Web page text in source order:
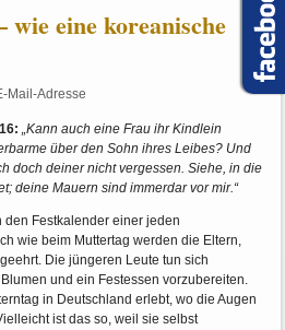
eine koreanische
Mail-Adresse
„Kann auch eine Frau ihr Kindlein
über den Sohn ihres Leibes? Und
doch deiner nicht vergessen. Siehe, in die
deine Mauern sind immerdar vor mir.“
den Festkalender einer jeden
wie beim Muttertag werden die Eltern,
Die jüngeren Leute tun sich
und ein Festessen vorzubereiten.
in Deutschland erlebt, wo die Augen
ist das so, weil sie selbst